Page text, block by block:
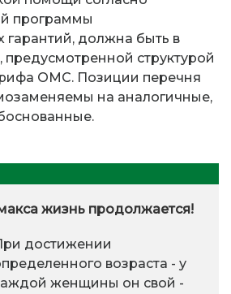
программы
гарантий, должна быть в
структурой
ОМС. Позиции перечня
на аналогичные,
жизнь продолжается!
достижении
возраста - у
женщины он свой -